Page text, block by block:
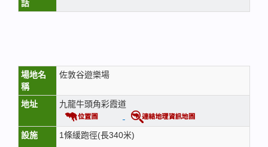
話
場地名
稱
佐敦谷遊樂場
地址 九龍牛頭角彩霞道
設施 1條緩跑徑(長340米)